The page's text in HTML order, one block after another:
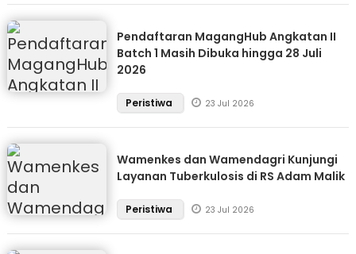
Pendaftaran MagangHub Angkatan II
Batch 1 Masih Dibuka hingga 28 Juli
2026
Peristiwa 23 Jul 2026
Wamenkes dan Wamendagri Kunjungi
Layanan Tuberkulosis di RS Adam Malik
Peristiwa 23 Jul 2026